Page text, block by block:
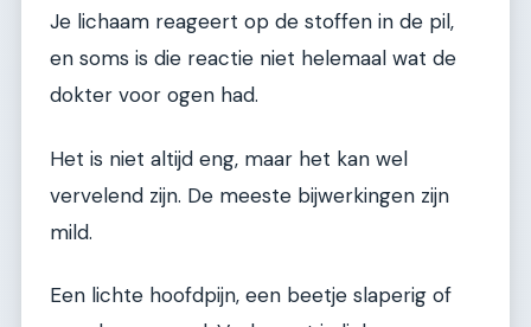
Je lichaam reageert op de stoffen in de pil,
en soms is die reactie niet helemaal wat de
dokter voor ogen had.
Het is niet altijd eng, maar het kan wel
vervelend zijn. De meeste bijwerkingen zijn
mild.
Een lichte hoofdpijn, een beetje slaperig of